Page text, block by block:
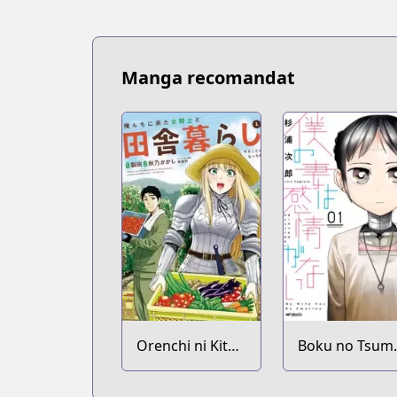
Manga recomandat
Orenchi ni Kita
Onna Kishi to
Boku no
wa Kanjou ga